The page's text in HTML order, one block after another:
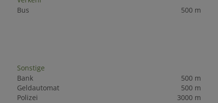
Bus
500 m
Sonstige
Bank
500 m
Geldautomat
500 m
Polizei
3000 m